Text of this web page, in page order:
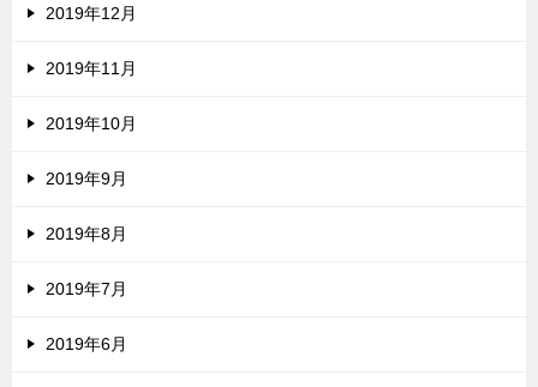
2019年12月
2019年11月
2019年10月
2019年9月
2019年8月
2019年7月
2019年6月